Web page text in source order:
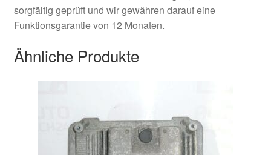
sorgfältig geprüft und wir gewähren darauf eine
Funktionsgarantie von 12 Monaten.
Ähnliche Produkte